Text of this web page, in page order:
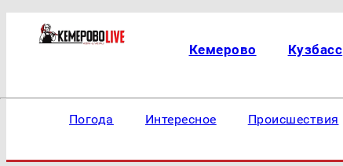
Кемерово Кузбасс
Погода Интересное Происшествия